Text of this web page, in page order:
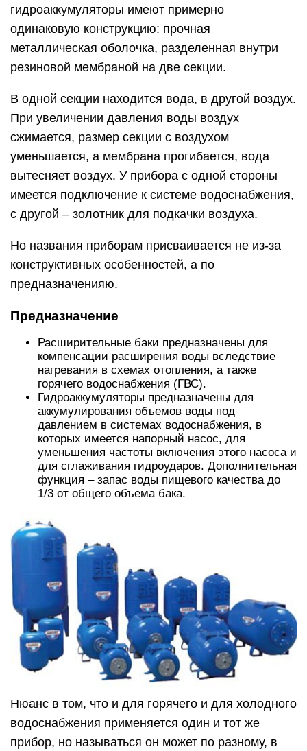
гидроаккумуляторы имеют примерно
одинаковую конструкцию: прочная
металлическая оболочка, разделенная внутри
резиновой мембраной на две секции.
В одной секции находится вода, в другой воздух.
При увеличении давления воды воздух
сжимается, размер секции с воздухом
уменьшается, а мембрана прогибается, вода
вытесняет воздух. У прибора с одной стороны
имеется подключение к системе водоснабжения,
с другой – золотник для подкачки воздуха.
Но названия приборам присваивается не из-за
конструктивных особенностей, а по
предназначенияю.
Предназначение
Расширительные баки предназначены для
компенсации расширения воды вследствие
нагревания в схемах отопления, а также
горячего водоснабжения (ГВС).
Гидроаккумуляторы предназначены для
аккумулирования объемов воды под
давлением в системах водоснабжения, в
которых имеется напорный насос, для
уменьшения частоты включения этого насоса и
для сглаживания гидроударов. Дополнительная
функция – запас воды пищевого качества до
1/3 от общего объема бака.
Нюанс в том, что и для горячего и для холодного
водоснабжения применяется один и тот же
прибор, но называться он может по разному, в